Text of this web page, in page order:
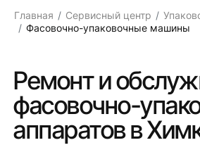
Главная Сервисный центр
Фасовочно-упаковочные машины
Ремонт и
фасовочно-
аппаратов в